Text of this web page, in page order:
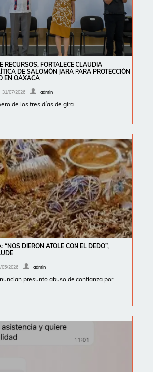
RECURSOS, FORTALECE CLAUDIA
DE SALOMÓN JARA PARA PROTECCIÓN
EN OAXACA
31/07/2026 admin
de los tres días de gira …
“NOS DIERON ATOLE CON EL DEDO”,
05/2026 admin
presunto abuso de confianza por